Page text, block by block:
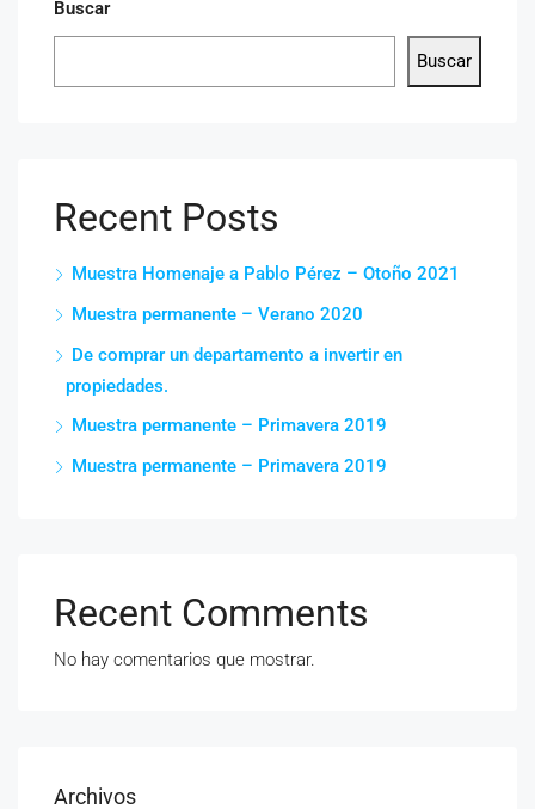
Buscar
Buscar
Recent Posts
Muestra Homenaje a Pablo Pérez – Otoño 2021
Muestra permanente – Verano 2020
De comprar un departamento a invertir en
propiedades.
Muestra permanente – Primavera 2019
Muestra permanente – Primavera 2019
Recent Comments
No hay comentarios que mostrar.
Archivos